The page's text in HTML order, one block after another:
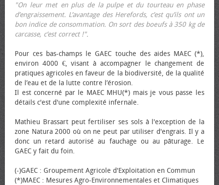
"On leur met en plus de la pulpe et du tourteau en phase
d’engraissement. L’avantage des Herefords, c’est qu’ils ont un
bon indice de consommation. On sort des bœufs à 350 kg de
carcasse, c’est correct !".
Pour ces bas-champs le GAEC touche des aides MAEC (*),
environ 4000 €, visant à accompagner le changement de
pratiques agricoles en faveur de la biodiversité, de la qualité
de l’eau et de la lutte contre l’érosion.
Il est concerné par le MAEC MHU(*) mais je vous passe les
détails c'est d'une complexité infernale.
Mathieu Brassart peut fertiliser ses sols à l'exception de la
zone Natura 2000 où on ne peut par utiliser d'engrais. Il y a
donc un retard autorisé au fauchage ou au pâturage. Le
GAEC y fait du foin.
(-)GAEC : Groupement Agricole d'Exploitation en Commun
(*)MAEC : Mesures Agro-Environnementales et Climatiques